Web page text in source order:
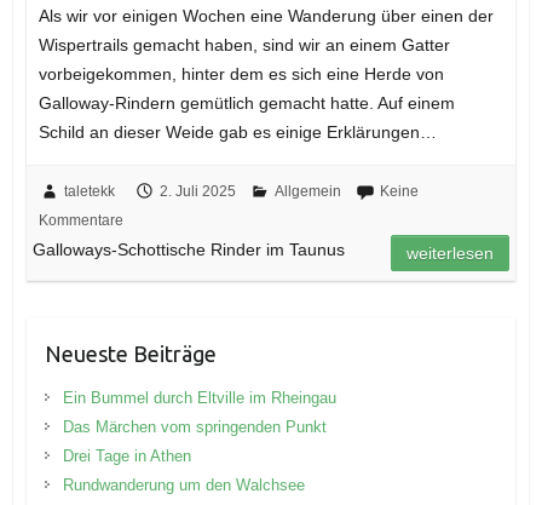
Als wir vor einigen Wochen eine Wanderung über einen der
Wispertrails gemacht haben, sind wir an einem Gatter
vorbeigekommen, hinter dem es sich eine Herde von
Galloway-Rindern gemütlich gemacht hatte. Auf einem
Schild an dieser Weide gab es einige Erklärungen…
taletekk 2. Juli 2025 Allgemein
Keine
Kommentare
Galloways-Schottische Rinder im Taunus weiterlesen
Neueste Beiträge
Ein Bummel durch Eltville im Rheingau
Das Märchen vom springenden Punkt
Drei Tage in Athen
Rundwanderung um den Walchsee